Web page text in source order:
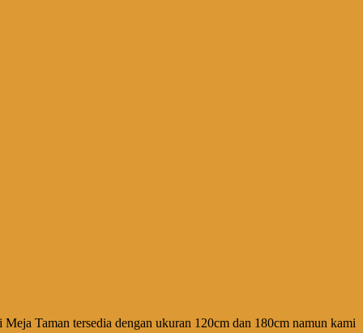
Taman tersedia dengan ukuran 120cm dan 180cm namun kami